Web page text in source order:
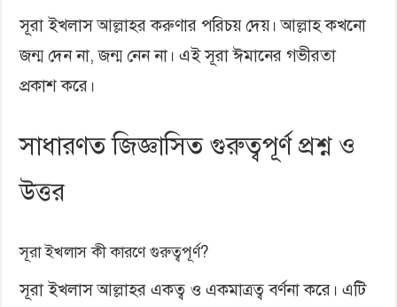
সূরা ইখলাস আল্লাহর করুণার পরিচয় দেয়। আল্লাহ কখনো
জন্ম দেন না, জন্ম নেন না। এই সূরা ঈমানের গভীরতা
প্রকাশ করে।
সাধারণত জিজ্ঞাসিত গুরুত্বপূর্ণ প্রশ্ন ও
উত্তর
সূরা ইখলাস কী কারণে গুরুত্বপূর্ণ?
সূরা ইখলাস আল্লাহর একত্ব ও একমাত্রত্ব বর্ণনা করে। এটি